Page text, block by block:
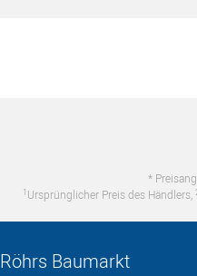
*
1 Ursprünglicher Preis des Händlers,
Röhrs Baumarkt